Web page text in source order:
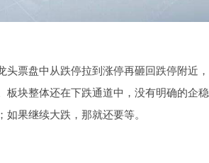
头票盘中从跌停拉到涨停再砸回跌停附近
板块整体还在下跌通道中，没有明确的企
果继续大跌，那就还要等。